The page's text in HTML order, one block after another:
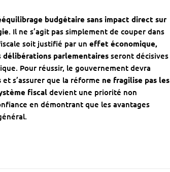
budgétaire sans impact direct sur
. Il ne s’agit pas simplement de couper dans
soit justifié par un effet économique,
délibérations parlementaires seront décisives
Pour réussir, le gouvernement devra
et s’assurer que la réforme ne fragilise pas les
fiscal devient une priorité non
en démontrant que les avantages